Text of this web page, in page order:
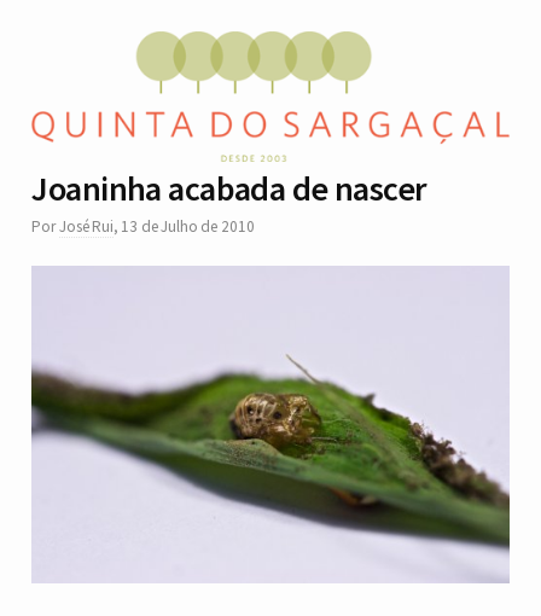
Joaninha acabada de nascer
PorJosé Rui, 13 de Julho de 2010